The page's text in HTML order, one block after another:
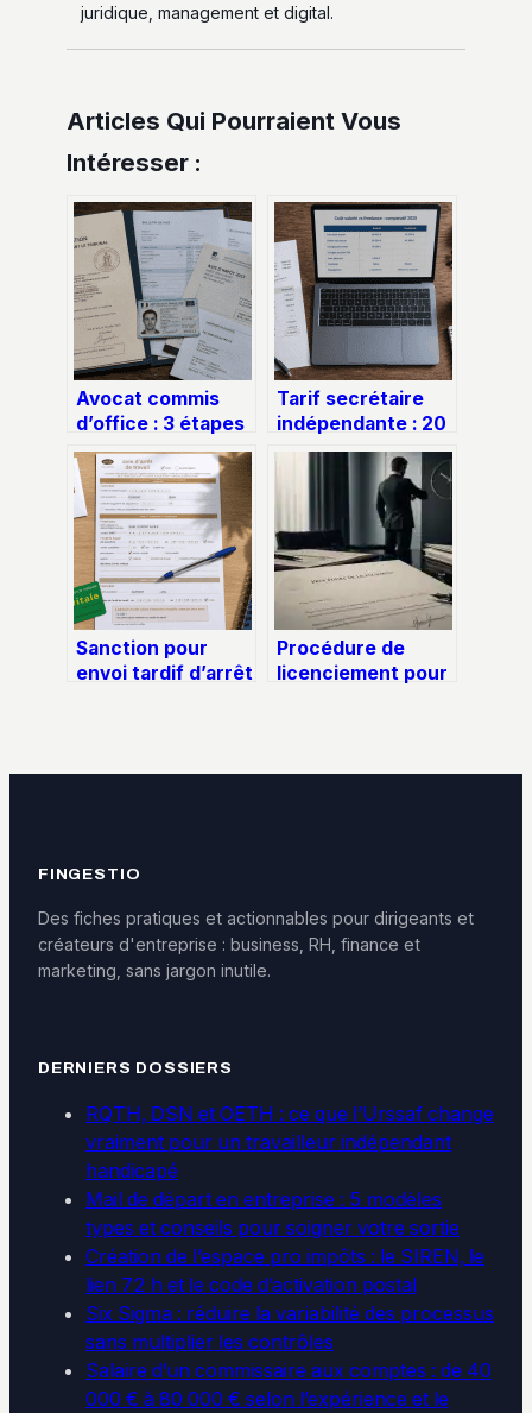
juridique, management et digital.
Articles Qui Pourraient Vous
Intéresser :
Avocat commis
d’office : 3 étapes
pour l’obtenir et 5
documents
indispensables
pour votre
défense
Tarif secrétaire
indépendante : 20
à 50 € de l’heure
pour externaliser
votre gestion
Sanction pour
envoi tardif d’arrêt
Procédure de
licenciement pour
rupture
FINGESTIO
Des fiches pratiques et actionnables pour dirigeants et
créateurs d'entreprise : business, RH, finance et
marketing, sans jargon inutile.
DERNIERS DOSSIERS
RQTH, DSN et OETH : ce que l’Urssaf change
vraiment pour un travailleur indépendant
handicapé
Mail de départ en entreprise : 5 modèles
types et conseils pour soigner votre sortie
Création de l’espace pro impôts : le SIREN, le
lien 72 h et le code d’activation postal
Six Sigma : réduire la variabilité des processus
sans multiplier les contrôles
Salaire d’un commissaire aux comptes : de 40
000 € à 80 000 € selon l’expérience et le